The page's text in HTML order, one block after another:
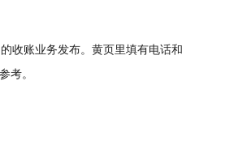
收账业务发布。黄页里填有电话和
考。